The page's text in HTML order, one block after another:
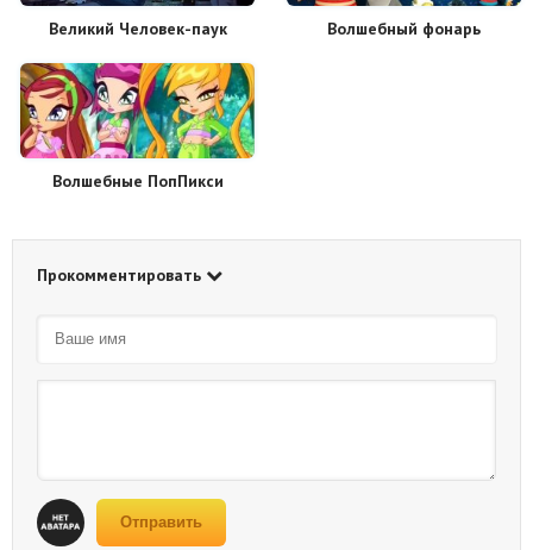
Великий Человек-паук Волшебный фонарь
Волшебные ПопПикси
Прокомментировать
Отправить